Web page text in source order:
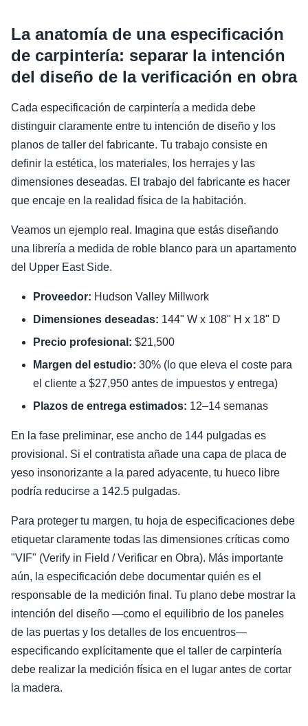
La anatomía de una especificación
de carpintería: separar la intención
del diseño de la verificación en obra
Cada especificación de carpintería a medida debe
distinguir claramente entre tu intención de diseño y los
planos de taller del fabricante. Tu trabajo consiste en
definir la estética, los materiales, los herrajes y las
dimensiones deseadas. El trabajo del fabricante es hacer
que encaje en la realidad física de la habitación.
Veamos un ejemplo real. Imagina que estás diseñando
una librería a medida de roble blanco para un apartamento
del Upper East Side.
Proveedor: Hudson Valley Millwork
Dimensiones deseadas: 144" W x 108" H x 18" D
Precio profesional: $21,500
Margen del estudio: 30% (lo que eleva el coste para
el cliente a $27,950 antes de impuestos y entrega)
Plazos de entrega estimados: 12–14 semanas
En la fase preliminar, ese ancho de 144 pulgadas es
provisional. Si el contratista añade una capa de placa de
yeso insonorizante a la pared adyacente, tu hueco libre
podría reducirse a 142.5 pulgadas.
Para proteger tu margen, tu hoja de especificaciones debe
etiquetar claramente todas las dimensiones críticas como
"VIF" (Verify in Field / Verificar en Obra). Más importante
aún, la especificación debe documentar quién es el
responsable de la medición final. Tu plano debe mostrar la
intención del diseño —como el equilibrio de los paneles
de las puertas y los detalles de los encuentros—
especificando explícitamente que el taller de carpintería
debe realizar la medición física en el lugar antes de cortar
la madera.